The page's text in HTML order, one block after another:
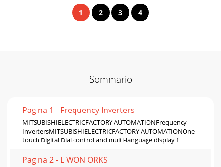
1 2 3 4
Sommario
Pagina 1 - Frequency Inverters
MITSUBISHIELECTRICFACTORY AUTOMATIONFrequency
InvertersMITSUBISHIELECTRICFACTORY AUTOMATIONOne-
touch Digital Dial control and multi-language display f
Pagina 2 - L WON ORKS